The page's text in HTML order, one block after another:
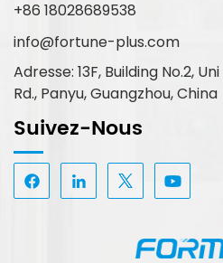
+86 18028689538
info@fortune-plus.com
Adresse: 13F, Building No.2,
Rd., Panyu, Guangzhou, China
Suivez-Nous